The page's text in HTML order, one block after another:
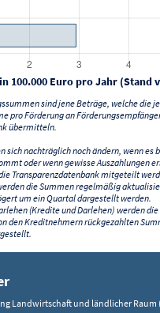
100.000 Euro pro Jahr (Stand
sind jene Beträge, welche die
pro Förderung an
übermitteln.
sich nachträglich noch ändern, wenn es
oder wenn gewisse Auszahlungen
Transparenzdatenbank mitgeteilt
die Summen regelmäßig
um ein Quartal dargestellt werden.
(Kredite und Darlehen) werden
den Kreditnehmern rückgezahlten
Landwirtschaft und ländlicher Raum